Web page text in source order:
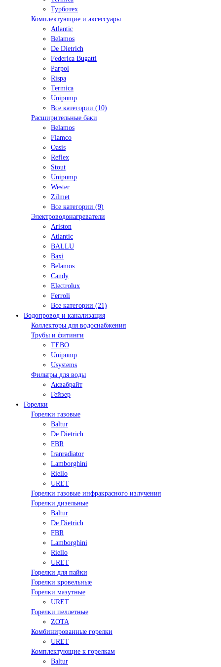
Турботех
Комплектующие и аксессуары
Atlantic
Belamos
De Dietrich
Federica Bugatti
Parpol
Rispa
Termica
Unipump
Все категории (10)
Расширительные баки
Belamos
Flamco
Oasis
Reflex
Stout
Unipump
Wester
Zilmet
Все категории (9)
Электроводонагреватели
Ariston
Atlantic
BALLU
Baxi
Belamos
Candy
Electrolux
Ferroli
Все категории (21)
Водопровод и канализация
Коллекторы для водоснабжения
Трубы и фитинги
TEBO
Unipump
Usystems
Фильтры для воды
Аквабрайт
Гейзер
Горелки
Горелки газовые
Baltur
De Dietrich
FBR
Iranradiator
Lamborghini
Riello
URET
Горелки газовые инфракрасного излучения
Горелки дизельные
Baltur
De Dietrich
FBR
Lamborghini
Riello
URET
Горелки для пайки
Горелки кровельные
Горелки мазутные
URET
Горелки пеллетные
ZOTA
Комбинированные горелки
URET
Комплектующие к горелкам
Baltur